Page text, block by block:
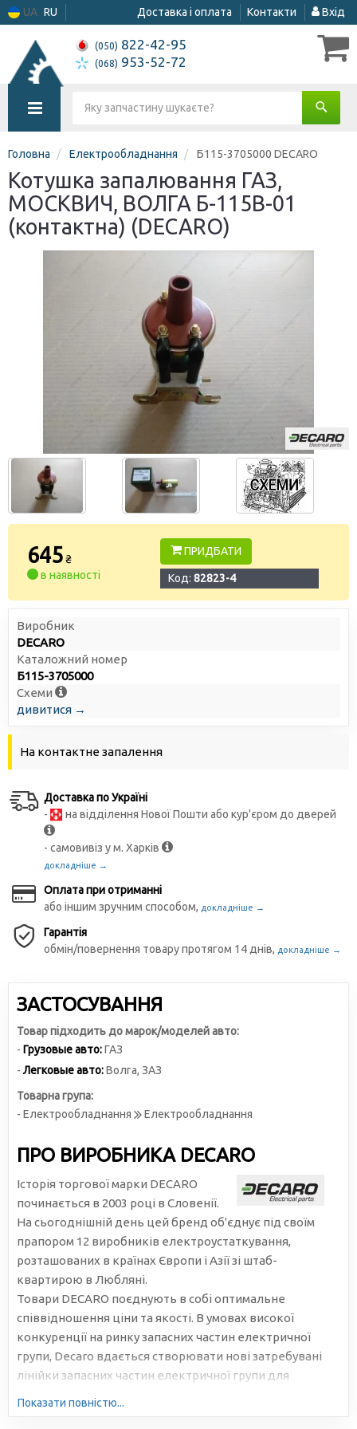
UA RU Доставка і оплата Контакти Вхід
(050) 822-42-95
(068) 953-52-72
Головна Електрообладнання Б115-3705000 DECARO
Котушка запалювання ГАЗ,
МОСКВИЧ, ВОЛГА Б-115В-01
(контактна) (DECARO)
645₴
в наявності
ПРИДБАТИ
Код: 82823-4
Виробник
DECARO
Каталожний номер
Б115-3705000
Схеми
дивитися →
На контактне запалення
Доставка по Україні
-
на відділення Нової Пошти або кур'єром до дверей
- самовивіз у м. Харків
докладніше →
Оплата при отриманні
або іншим зручним способом, докладніше →
Гарантія
обмін/повернення товару протягом 14 днів, докладніше →
ЗАСТОСУВАННЯ
Товар підходить до марок/моделей авто:
- Грузовые авто:ГАЗ
-Легковые авто:Волга, ЗАЗ
Товарна група:
- Електрообладнання
Електрообладнання
ПРО ВИРОБНИКА DECARO
Історія торгової марки DECARO
починається в 2003 році в Словенії.
На сьогоднішній день цей бренд об'єднує під своїм
прапором 12 виробників електроустаткування,
розташованих в країнах Європи і Азії зі штаб-
квартирою в Любляні.
Товари DECARO поєднують в собі оптимальне
співвідношення ціни та якості. В умовах високої
конкуренції на ринку запасних частин електричної
групи, Decaro вдається створювати нові затребувані
лінійки запасних частин електричної групи для
Показати повністю...